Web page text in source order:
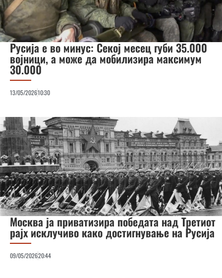
Русија е во минус: Секој месец губи 35.000
војници, а може да мобилизира максимум
30.000
13/05/202610:30
Москва ја приватизира победата над Третиот
рајх исклучиво како достигнување на Русија
09/05/202620:44